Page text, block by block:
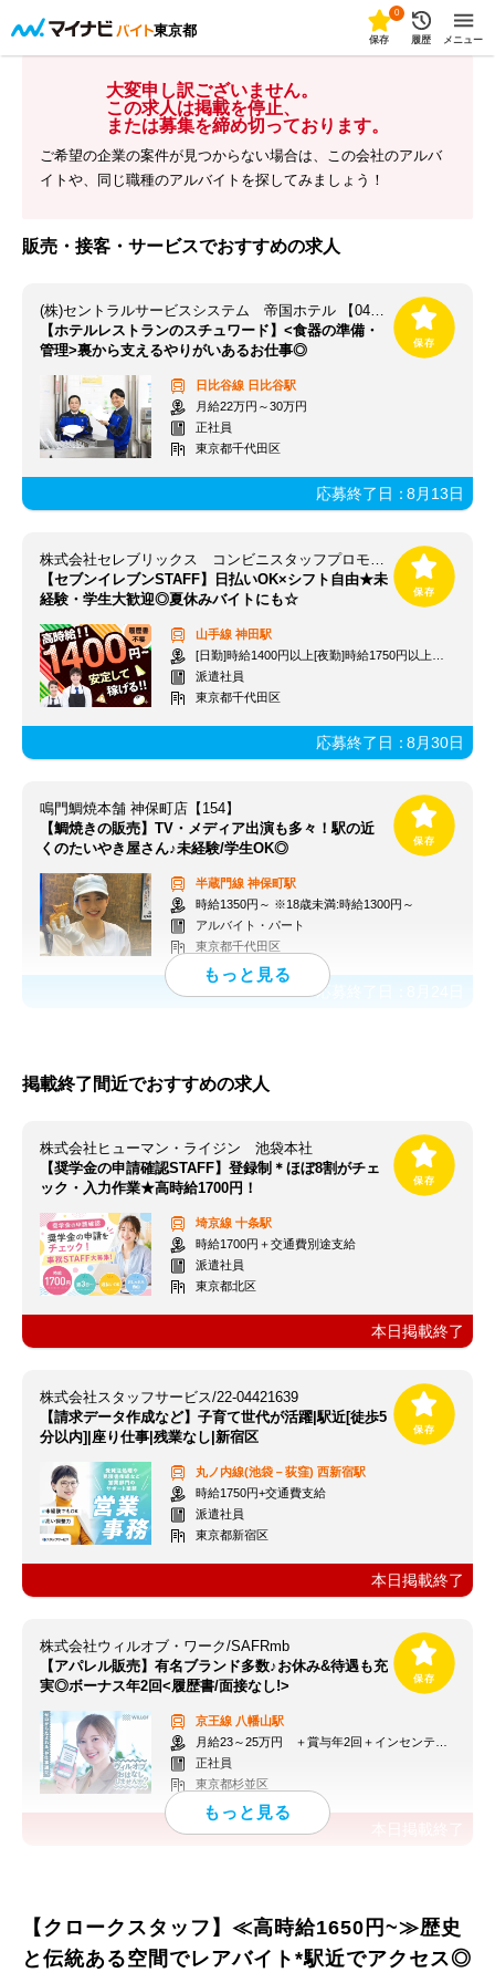
東京都
0
保存 履歴 メニュー
大変申し訳ございません。
この求人は掲載を停止、
または募集を締め切っております。
ご希望の企業の案件が見つからない場合は、この会社のアルバ
イトや、同じ職種のアルバイトを探してみましょう！
販売・接客・サービスでおすすめの求人
(株)セントラルサービスシステム 帝国ホテル 【043SH】
【ホテルレストランのスチュワード】<食器の準備・
管理>裏から支えるやりがいあるお仕事◎
日比谷線 日比谷駅
月給22万円～30万円
正社員
東京都千代田区
応募終了日：8月13日
株式会社セレブリックス コンビニスタッフプロモーション 【KT】※博報堂グループ
【セブンイレブンSTAFF】日払いOK×シフト自由★未
経験・学生大歓迎◎夏休みバイトにも☆
山手線 神田駅
[日勤]時給1400円以上[夜勤]時給1750円以上＋交通費
派遣社員
東京都千代田区
応募終了日：8月30日
鳴門鯛焼本舗 神保町店【154】
【鯛焼きの販売】TV・メディア出演も多々！駅の近
くのたいやき屋さん♪未経験/学生OK◎
半蔵門線 神保町駅
時給1350円～ ※18歳未満:時給1300円～
アルバイト・パート
東京都千代田区
応募終了日：
掲載終了間近でおすすめの求人
株式会社ヒューマン・ライジン 池袋本社
【奨学金の申請確認STAFF】登録制＊ほぼ8割がチェ
ック・入力作業★高時給1700円！
埼京線 十条駅
時給1700円＋交通費別途支給
派遣社員
東京都北区
本日掲載終了
株式会社スタッフサービス/22-04421639
【請求データ作成など】子育て世代が活躍|駅近[徒歩5
分以内]|座り仕事|残業なし|新宿区
丸ノ内線(池袋－荻窪) 西新宿駅
時給1750円+交通費支給
派遣社員
東京都新宿区
本日掲載終了
株式会社ウィルオブ・ワーク/SAFRmb
【アパレル販売】有名ブランド多数♪お休み&待遇も充
実◎ボーナス年2回<履歴書/面接なし!>
京王線 八幡山駅
月給23～25万円 ＋賞与年2回＋インセンティブ＋交通費
正社員
東京都杉並区
【クロークスタッフ】≪高時給1650円~≫歴史
と伝統ある空間でレアバイト*駅近でアクセス◎